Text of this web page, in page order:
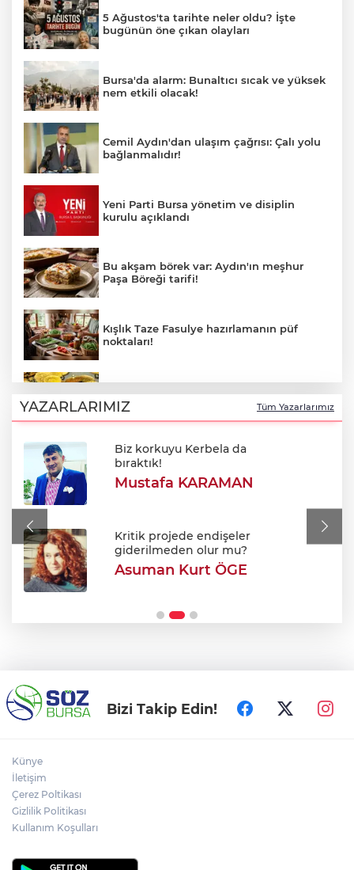
5 Ağustos'ta tarihte neler oldu? İşte
bugünün öne çıkan olayları
Bursa'da alarm: Bunaltıcı sıcak ve yüksek
nem etkili olacak!
Cemil Aydın'dan ulaşım çağrısı: Çalı yolu
bağlanmalıdır!
Yeni Parti Bursa yönetim ve disiplin
kurulu açıklandı
Bu akşam börek var: Aydın'ın meşhur
Paşa Böreği tarifi!
Kışlık Taze Fasulye hazırlamanın püf
noktaları!
durum!
BUSKİ duyurdu: Nilüfer'in iki
mahallesinde 9 saatlik kesinti
Bursa Festivali’nde 'Cimri' rüzgarı: Tam
YAZARLARIMIZ Tüm Yazarlarımız
Biz korkuyu Kerbela da
bıraktık!
Mustafa KARAMAN
Kritik projede endişeler
giderilmeden olur mu?
Asuman Kurt ÖGE
Bizi Takip Edin!
Künye
İletişim
Çerez Poltikası
Gizlilik Politikası
Kullanım Koşulları